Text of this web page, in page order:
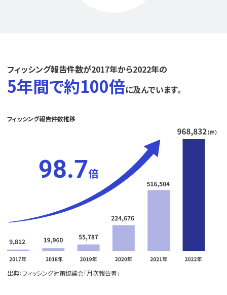
フィッシング報告件数が2017年から2022年の
5年間で約100倍に及んでいます。
フィッシング報告件数推移
出典：フィッシング対策協議会「月次報告書」